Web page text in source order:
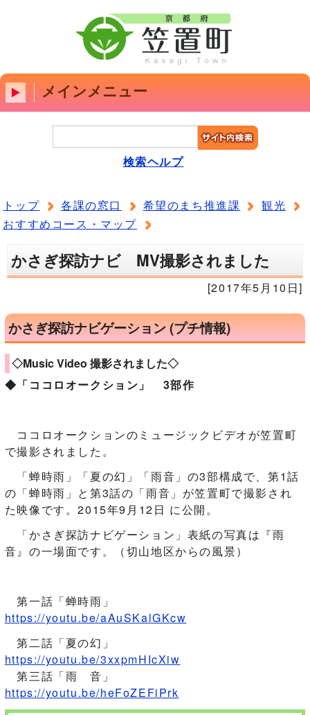
メインメニュー
検索ヘルプ
トップ 各課の窓口 希望のまち推進課
観光
おすすめコース・マップ
かさぎ探訪ナビ MV撮影されました
[2017年5月10日]
かさぎ探訪ナビゲーション (プチ情報)
◇Music Video 撮影されました◇
◆「ココロオークション」 3部作
ココロオークションのミュージックビデオが笠置町
で撮影されました。
「蝉時雨」「夏の幻」「雨音」の3部構成で、第1話
の「蝉時雨」と第3話の「雨音」が笠置町で撮影され
た映像です。2015年9月12日 に公開。
「かさぎ探訪ナビゲーション」表紙の写真は『雨
音』の一場面です。（切山地区からの風景）
第一話「蝉時雨」
https://youtu.be/aAuSKalGKcw
第二話「夏の幻」
https://youtu.be/3xxpmHIcXiw
第三話「雨 音」
https://youtu.be/heFoZEFiPrk